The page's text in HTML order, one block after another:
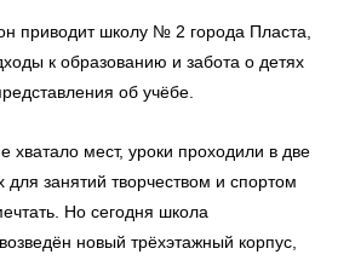
приводит школу № 2 города Пласта,
к образованию и забота о детях
об учёбе.
хватало мест, уроки проходили в две
занятий творчеством и спортом
Но сегодня школа
новый трёхэтажный корпус,